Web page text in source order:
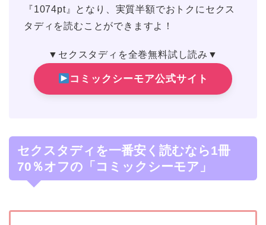
『1074pt』となり、実質半額でおトクにセクス
タディを読むことができますよ！
▼セクスタディを全巻無料試し読み▼
コミックシーモア公式サイト
セクスタディを一番安く読むなら1冊
70％オフの「コミックシーモア」